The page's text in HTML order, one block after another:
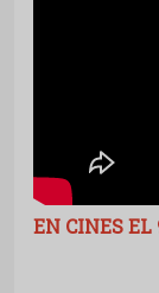
EN CINES